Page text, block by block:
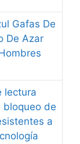
Gafas De
De Azar
lectura
bloqueo de
a